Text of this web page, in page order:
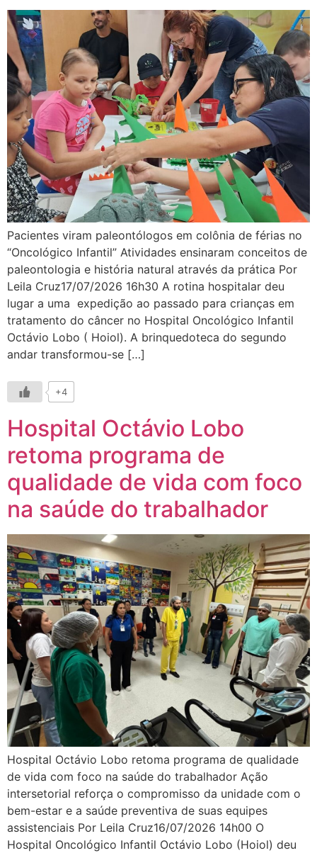
Pacientes viram paleontólogos em colônia de férias no
“Oncológico Infantil” Atividades ensinaram conceitos de
paleontologia e história natural através da prática Por
Leila Cruz17/07/2026 16h30 A rotina hospitalar deu
lugar a uma expedição ao passado para crianças em
tratamento do câncer no Hospital Oncológico Infantil
Octávio Lobo ( Hoiol). A brinquedoteca do segundo
andar transformou-se […]
+4
Hospital Octávio Lobo
retoma programa de
qualidade de vida com foco
na saúde do trabalhador​
Hospital Octávio Lobo retoma programa de qualidade
de vida com foco na saúde do trabalhador Ação
intersetorial reforça o compromisso da unidade com o
bem-estar e a saúde preventiva de suas equipes
assistenciais Por Leila Cruz16/07/2026 14h00 O
Hospital Oncológico Infantil Octávio Lobo (Hoiol) deu